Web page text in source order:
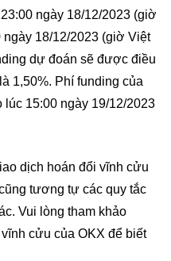
ngày 18/12/2023 (giờ
18/12/2023 (giờ Việt
dự đoán sẽ được điều
1,50%. Phí funding của
15:00 ngày 19/12/2023
dịch hoán đổi vĩnh cửu
tương tự các quy tắc
Vui lòng tham khảo
cửu của OKX để biết